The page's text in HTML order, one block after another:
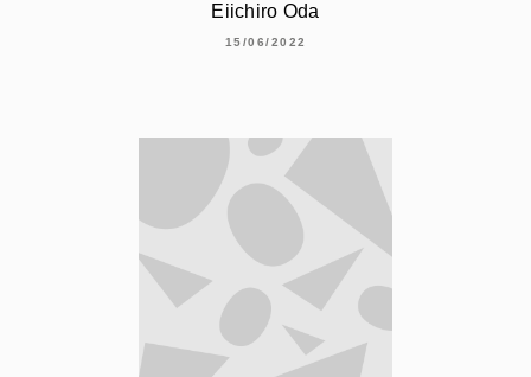
Eiichiro Oda
15/06/2022